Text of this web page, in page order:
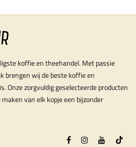
koffie en theehandel. Met passie
brengen wij de beste koffie en
Onze zorgvuldig geselecteerde producten
van elk kopje een bijzonder